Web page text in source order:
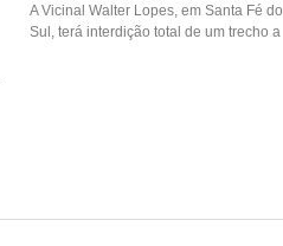
A Vicinal Walter Lopes, em Santa Fé do
Sul, terá interdição total de um trecho a